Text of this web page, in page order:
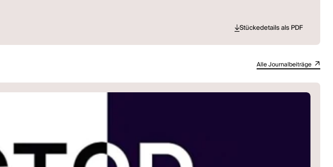
Stückedetails als PDF
Alle Journalbeiträge